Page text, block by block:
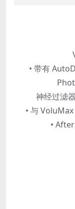
• 带有
神经过滤
• 与
•